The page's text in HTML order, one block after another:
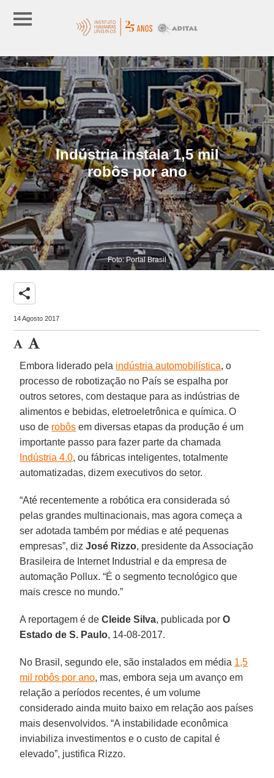
Indústria instala 1,5 mil
robôs por ano
Foto: Portal Brasil
share
14 Agosto 2017
Embora liderado pela indústria automobilística, o
processo de robotização no País se espalha por
outros setores, com destaque para as indústrias de
alimentos e bebidas, eletroeletrônica e química. O
uso de robôs em diversas etapas da produção é um
importante passo para fazer parte da chamada
Indústria 4.0, ou fábricas inteligentes, totalmente
automatizadas, dizem executivos do setor.
“Até recentemente a robótica era considerada só
pelas grandes multinacionais, mas agora começa a
ser adotada também por médias e até pequenas
empresas”, dizJosé Rizzo, presidente da Associação
Brasileira de Internet Industrial e da empresa de
automação Pollux. “É o segmento tecnológico que
mais cresce no mundo.”
A reportagem é deCleide Silva, publicada porO
Estado de S. Paulo, 14-08-2017.
No Brasil, segundo ele, são instalados em média 1,5
mil robôs por ano, mas, embora seja um avanço em
relação a períodos recentes, é um volume
considerado ainda muito baixo em relação aos países
mais desenvolvidos. “A instabilidade econômica
inviabiliza investimentos e o custo de capital é
elevado”, justifica Rizzo.